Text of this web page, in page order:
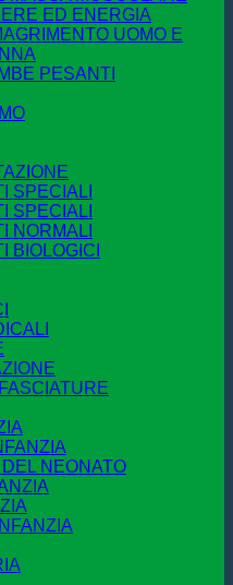
ED ENERGIA
UOMO E
PESANTI
SPECIALI
SPECIALI
NORMALI
BIOLOGICI
NEONATO